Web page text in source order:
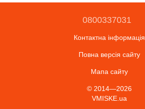
0800337031
Контактна інформація
Повна версія сайту
Мапа сайту
© 2014—2026
VMISKE.ua